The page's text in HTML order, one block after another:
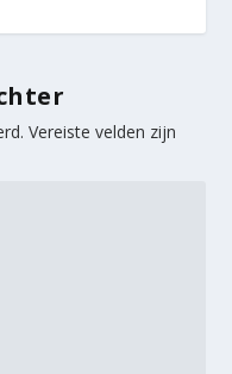
Vereiste velden zijn